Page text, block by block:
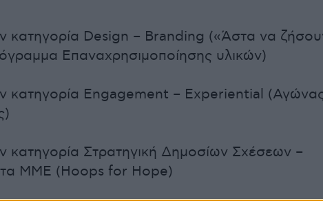
κατηγορία Design – Branding («Άστα να
Επαναχρησιμοποίησης υλικών)
κατηγορία Engagement – Experiential
κατηγορία Στρατηγική Δημοσίων Σχέσεων –
ΜΜΕ (Hoops for Hope)